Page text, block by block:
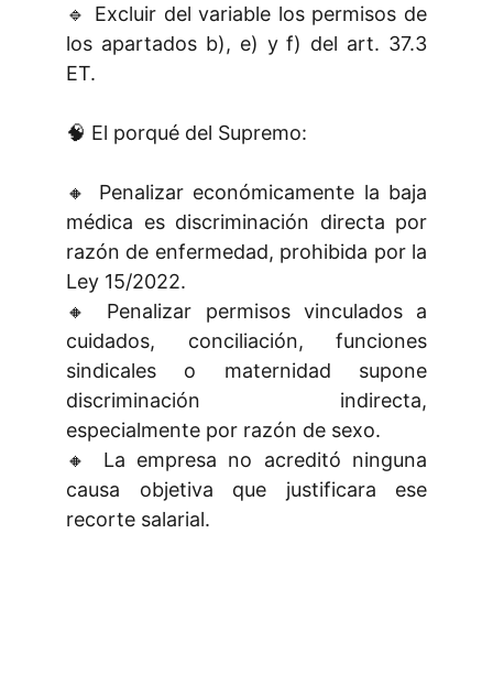
🔹 Excluir del variable los permisos de
los apartados b), e) y f) del art. 37.3
ET.
🧠 El porqué del Supremo:
🔸 Penalizar económicamente la baja
médica es discriminación directa por
razón de enfermedad, prohibida por la
Ley 15/2022.
🔸 Penalizar permisos vinculados a
cuidados, conciliación, funciones
sindicales o maternidad supone
discriminación indirecta,
especialmente por razón de sexo.
🔸 La empresa no acreditó ninguna
causa objetiva que justificara ese
recorte salarial.